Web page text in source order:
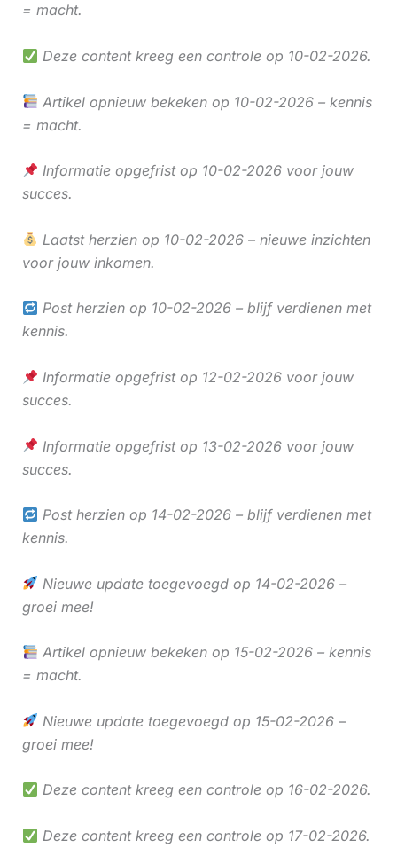
= macht.
Deze content kreeg een controle op 10-02-2026.
Artikel opnieuw bekeken op 10-02-2026 – kennis
= macht.
Informatie opgefrist op 10-02-2026 voor jouw
succes.
Laatst herzien op 10-02-2026 – nieuwe inzichten
voor jouw inkomen.
Post herzien op 10-02-2026 – blijf verdienen met
kennis.
Informatie opgefrist op 12-02-2026 voor jouw
succes.
Informatie opgefrist op 13-02-2026 voor jouw
succes.
Post herzien op 14-02-2026 – blijf verdienen met
kennis.
Nieuwe update toegevoegd op 14-02-2026 –
groei mee!
Artikel opnieuw bekeken op 15-02-2026 – kennis
= macht.
Nieuwe update toegevoegd op 15-02-2026 –
groei mee!
Deze content kreeg een controle op 16-02-2026.
Deze content kreeg een controle op 17-02-2026.